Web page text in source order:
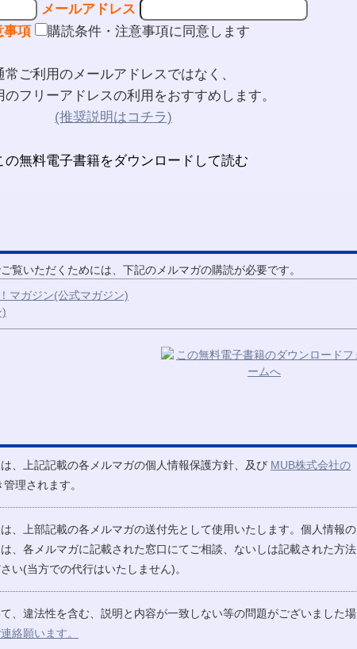
メールアドレス
事項
購読条件・注意事項に同意します
常ご利用のメールアドレスではなく、
のフリーアドレスの利用をおすすめします。
(推奨説明はコチラ)
覧いただくためには、下記のメルマガの購読が必要です。
マガジン(公式マガジン)
、上記記載の各メルマガの個人情報保護方針、及び MUB株式会社の
理されます。
、上部記載の各メルマガの送付先として使用いたします。個人情報の
、各メルマガに記載された窓口にてご相談、ないしは記載された方法
い(当方での代行はいたしません)。
、違法性を含む、説明と内容が一致しない等の問題がございました場
絡願います。